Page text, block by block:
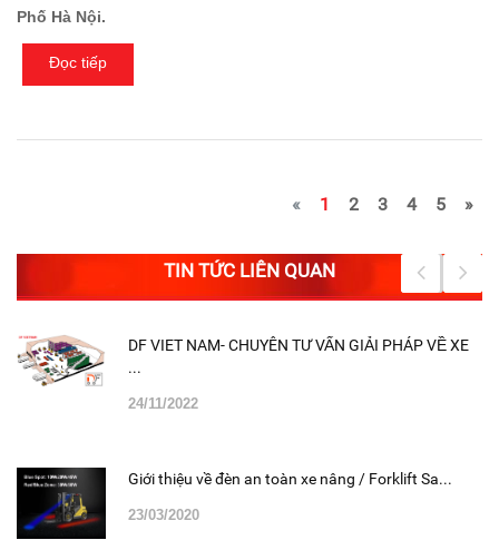
Phố Hà Nội.
Đọc tiếp
« 1 2 3 4 5 »
TIN TỨC LIÊN QUAN
DF VIET NAM- CHUYÊN TƯ VẤN GIẢI PHÁP VỀ XE
...
24/11/2022
Giới thiệu về đèn an toàn xe nâng / Forklift Sa...
23/03/2020